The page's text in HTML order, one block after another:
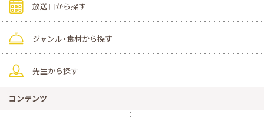
放送日から探す
ジャンル・食材から探す
先生から探す
コンテンツ